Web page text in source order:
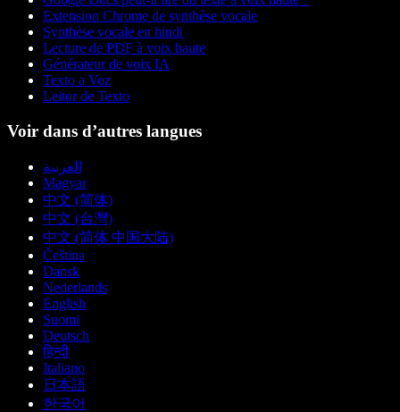
Extension Chrome de synthèse vocale
Synthèse vocale en hindi
Lecture de PDF à voix haute
Générateur de voix IA
Texto a Voz
Leitor de Texto
Voir dans d’autres langues
العربية
Magyar
中文 (简体)
中文 (台灣)
中文 (简体 中国大陆)
Čeština
Dansk
Nederlands
English
Suomi
Deutsch
हिन्दी
Italiano
日本語
한국어